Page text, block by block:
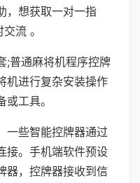
，想获取一对一指
流 。
;普通麻将机程序控牌
机进行复杂安装操作
工具。
一些智能控牌器通过
接。手机端软件预设
器，控牌器接收到信